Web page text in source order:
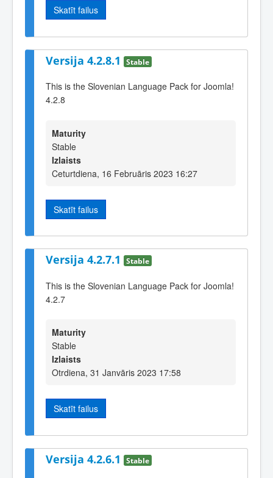
Skatīt failus
Versija 4.2.8.1 Stable
This is the Slovenian Language Pack for Joomla!
4.2.8
Maturity
Stable
Izlaists
Ceturtdiena, 16 Februāris 2023 16:27
Skatīt failus
Versija 4.2.7.1 Stable
This is the Slovenian Language Pack for Joomla!
4.2.7
Maturity
Stable
Izlaists
Otrdiena, 31 Janvāris 2023 17:58
Skatīt failus
Versija 4.2.6.1 Stable